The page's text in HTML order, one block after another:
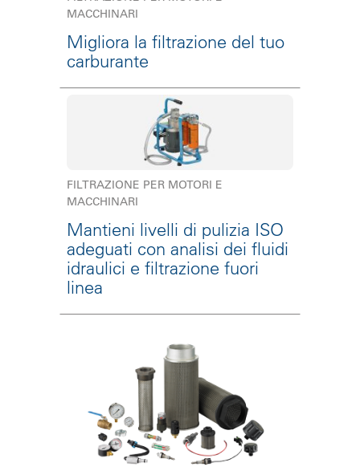
MACCHINARI
Migliora la filtrazione del tuo
carburante
FILTRAZIONE PER MOTORI E
MACCHINARI
Mantieni livelli di pulizia ISO
adeguati con analisi dei fluidi
idraulici e filtrazione fuori
linea